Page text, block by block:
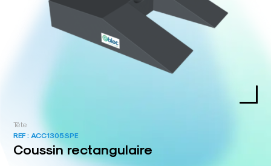
Tête
REF : ACC1305SPE
Coussin rectangulaire